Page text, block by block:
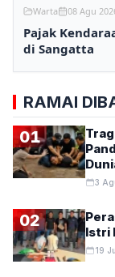
Warta 08 Agu
Pajak
di Sangatta
RAMAI
01
3
02
Istri
19